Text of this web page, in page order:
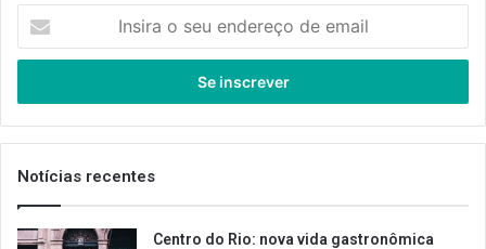
seu
de
email
Notícias recentes
Centro do Rio: nova vida gastronômica